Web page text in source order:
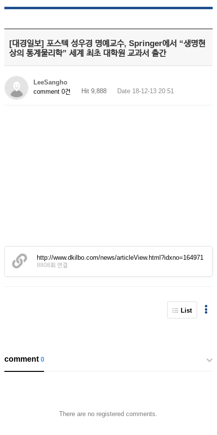
[대경일보] 포스텍 성우경 명예교수, Springer에서 “생명현
상의 통계물리학” 세계 최초 대학원 교과서 출간
LeeSangho
comment 0건
Hit 9,888 Date 18-12-13 20:51
http://www.dkilbo.com/news/articleView.html?idxno=164971
8808회 연결
List
comment0
There are no registered comments.